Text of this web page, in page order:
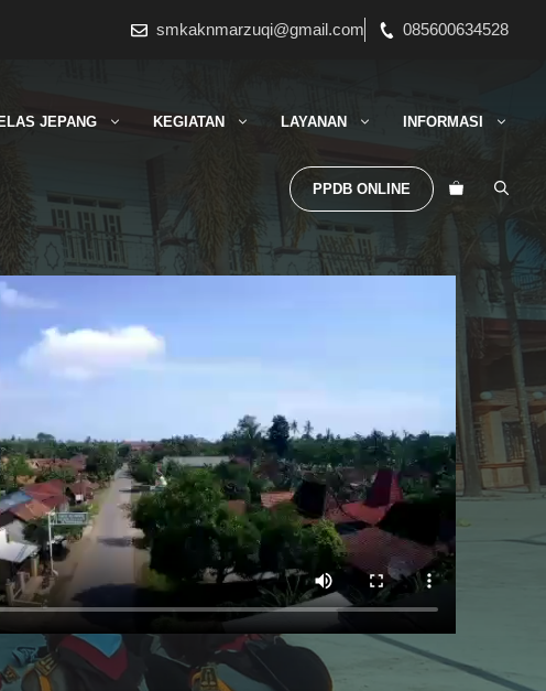
smkaknmarzuqi@gmail.com 085600634528
JEPANG KEGIATAN LAYANAN INFORMASI
PPDB ONLINE